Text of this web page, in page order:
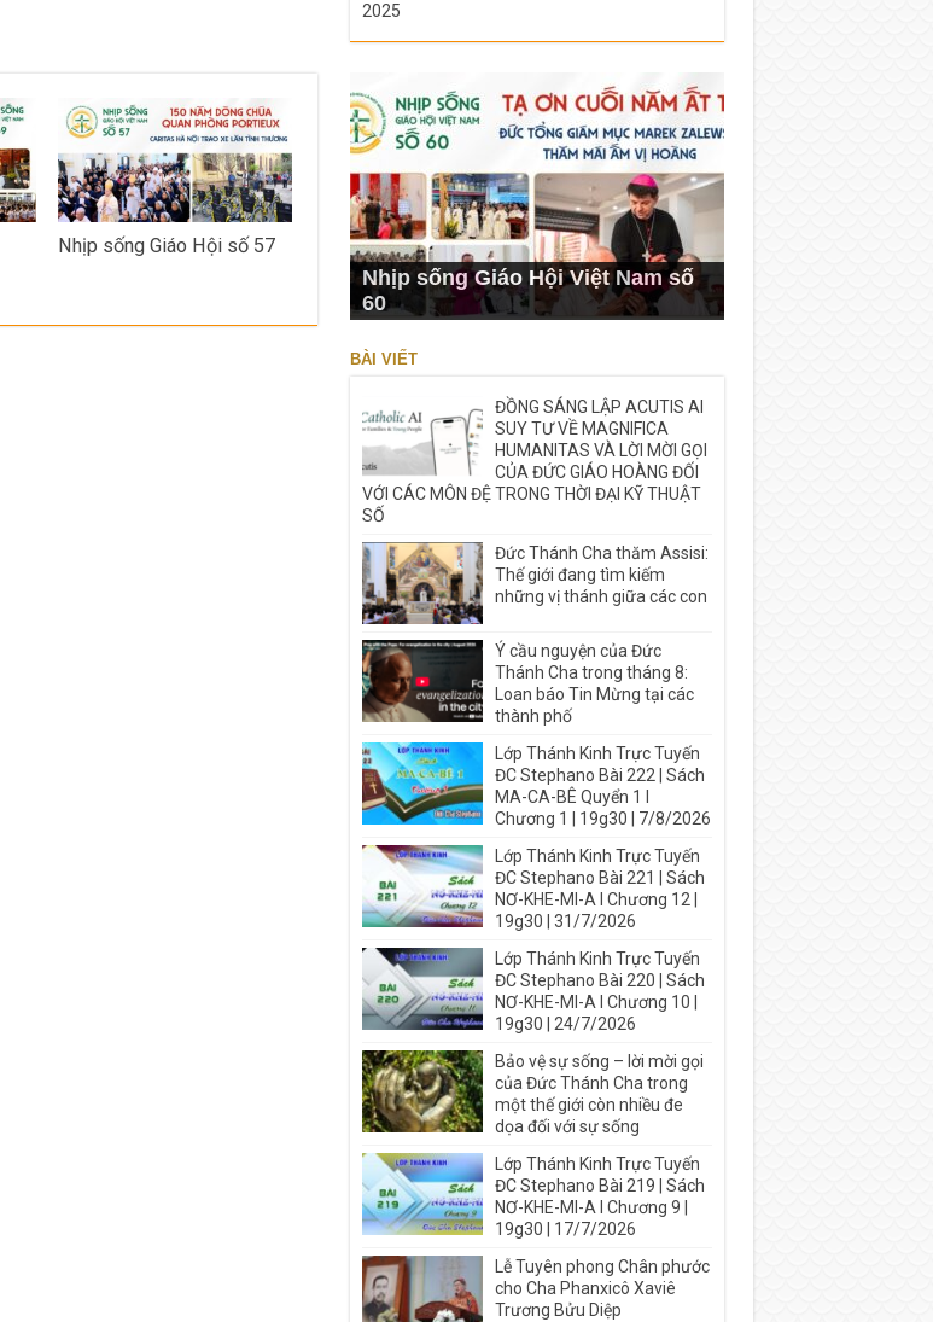
Nhịp sống Giáo Hội số 57
2025
Nhịp sống Giáo Hội Việt Nam số
60
BÀI VIẾT
ĐỒNG SÁNG LẬP ACUTIS AI
SUY TƯ VỀ MAGNIFICA
HUMANITAS VÀ LỜI MỜI GỌI
CỦA ĐỨC GIÁO HOÀNG ĐỐI
VỚI CÁC MÔN ĐỆ TRONG THỜI ĐẠI KỸ THUẬT
SỐ
Đức Thánh Cha thăm Assisi:
Thế giới đang tìm kiếm
những vị thánh giữa các con
Ý cầu nguyện của Đức
Thánh Cha trong tháng 8:
Loan báo Tin Mừng tại các
thành phố
Lớp Thánh Kinh Trực Tuyến
ĐC Stephano Bài 222 | Sách
MA-CA-BÊ Quyển 1 I
Chương 1 | 19g30 | 7/8/2026
Lớp Thánh Kinh Trực Tuyến
ĐC Stephano Bài 221 | Sách
NƠ-KHE-MI-A I Chương 12 |
19g30 | 31/7/2026
Lớp Thánh Kinh Trực Tuyến
ĐC Stephano Bài 220 | Sách
NƠ-KHE-MI-A I Chương 10 |
19g30 | 24/7/2026
Bảo vệ sự sống – lời mời gọi
của Đức Thánh Cha trong
một thế giới còn nhiều đe
dọa đối với sự sống
Lớp Thánh Kinh Trực Tuyến
ĐC Stephano Bài 219 | Sách
NƠ-KHE-MI-A I Chương 9 |
19g30 | 17/7/2026
Lễ Tuyên phong Chân phước
cho Cha Phanxicô Xaviê
Trương Bửu Diệp